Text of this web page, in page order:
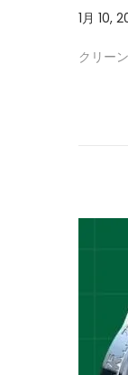
P
s
1月 10,
クリー